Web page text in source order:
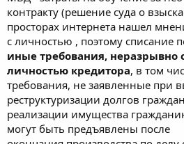
контракту (решение суда о
просторах интернета нашел
с личностью , поэтому списание
иные требования, неразрывно
личностью кредитора, в том
требования, не заявленные при
реструктуризации долгов
реализации имущества
могут быть предъявлены после